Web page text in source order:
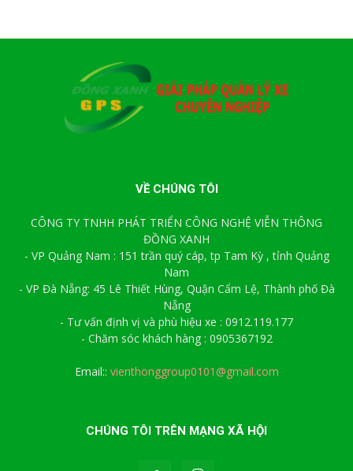
VỀ CHÚNG TÔI
CÔNG TY TNHH PHÁT TRIỂN CÔNG NGHỆ VIỄN THÔNG
ĐỒNG XANH
- VP Quảng Nam : 151 trần quý cáp, tp Tam Kỳ , tỉnh Quảng
Nam
- VP Đà Nẵng: 45 Lê Thiết Hùng, Quận Cẩm Lệ, Thành phố Đà
Nẵng
- Tư vấn định vị và phù hiệu xe : 0912.119.177
- Chăm sóc khách hàng : 0905367192
Email:: vienthonggroup0101@gmail.com
CHÚNG TÔI TRÊN MẠNG XÃ HỘI